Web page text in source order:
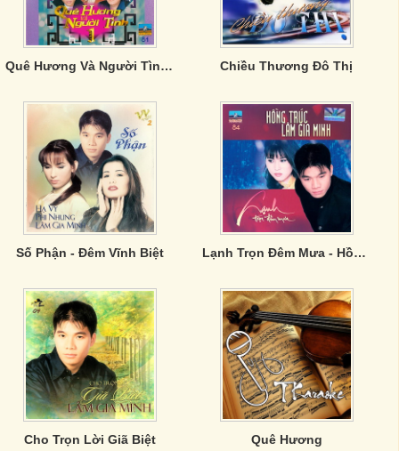
Quê Hương Và Người Tình 1 Chiều Thương Đô Thị
Số Phận - Đêm Vĩnh Biệt Lạnh Trọn Đêm Mưa - Hồng Trúc, Lâm Gia Minh
Cho Trọn Lời Giã Biệt Quê Hương